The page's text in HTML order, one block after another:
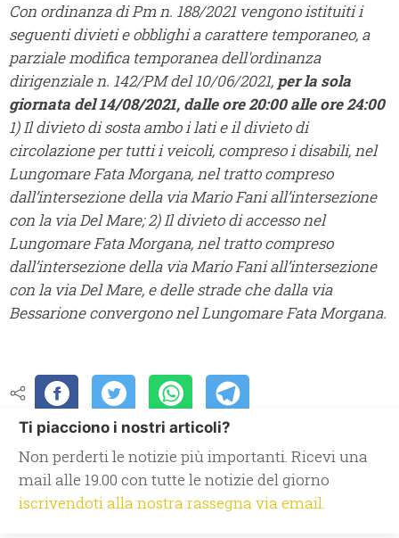
Con ordinanza di Pm n. 188/2021 vengono istituiti i
seguenti divieti e obblighi a carattere temporaneo, a
parziale modifica temporanea dell'ordinanza
dirigenziale n. 142/PM del 10/06/2021, per la sola
giornata del 14/08/2021, dalle ore 20:00 alle ore 24:00
1) Il divieto di sosta ambo i lati e il divieto di
circolazione per tutti i veicoli, compreso i disabili, nel
Lungomare Fata Morgana, nel tratto compreso
dall’intersezione della via Mario Fani all’intersezione
con la via Del Mare; 2) Il divieto di accesso nel
Lungomare Fata Morgana, nel tratto compreso
dall’intersezione della via Mario Fani all’intersezione
con la via Del Mare, e delle strade che dalla via
Bessarione convergono nel Lungomare Fata Morgana.
Ti piacciono i nostri articoli?
Non perderti le notizie più importanti. Ricevi una
mail alle 19.00 con tutte le notizie del giorno
iscrivendoti alla nostra rassegna via email.